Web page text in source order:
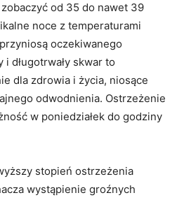
od 35 do nawet 39
noce z temperaturami
oczekiwanego
i długotrwały skwar to
dla zdrowia i życia, niosące
odwodnienia. Ostrzeżenie
w poniedziałek do godziny
stopień ostrzeżenia
wystąpienie groźnych